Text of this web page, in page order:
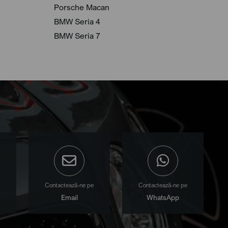
Porsche Macan
BMW Seria 4
BMW Seria 7
Contactează-ne pe
Email
Contactează-ne pe
WhatsApp